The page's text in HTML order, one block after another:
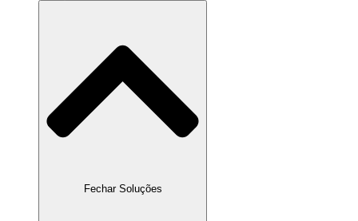
Fechar Soluções